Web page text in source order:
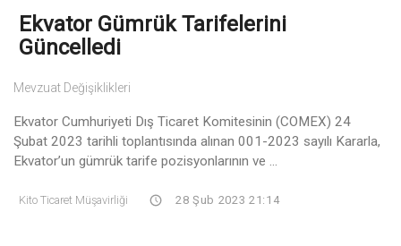
Ekvator Gümrük Tarifelerini
Güncelledi
Mevzuat Değişiklikleri
Ekvator Cumhuriyeti Dış Ticaret Komitesinin (COMEX) 24
Şubat 2023 tarihli toplantısında alınan 001-2023 sayılı Kararla,
Ekvator’un gümrük tarife pozisyonlarının ve ...
Kito Ticaret Müşavirliği 28 Şub 2023 21:14